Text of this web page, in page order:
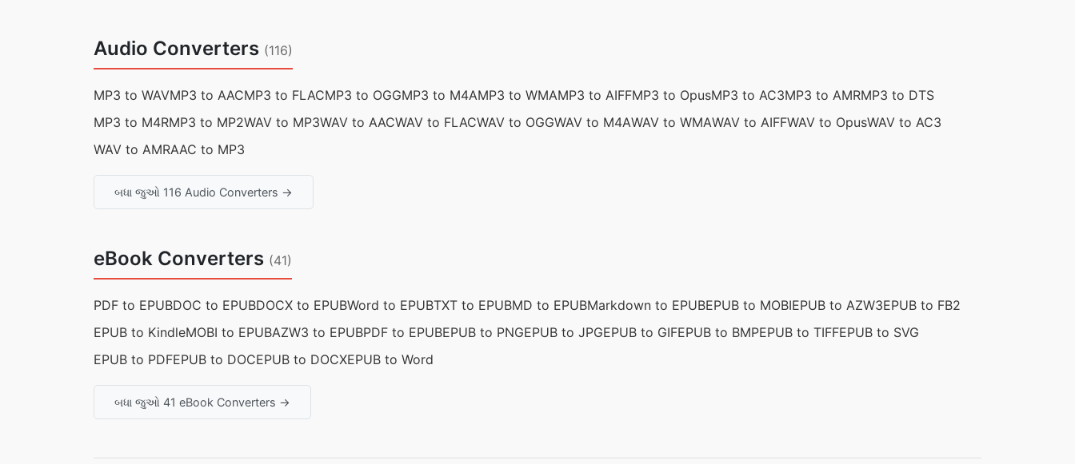
Audio Converters (116)
MP3 to WAVMP3 to AACMP3 to FLACMP3 to OGGMP3 to M4AMP3 to WMAMP3 to AIFFMP3 to OpusMP3 to AC3MP3 to AMRMP3 to DTS
MP3 to M4RMP3 to MP2WAV to MP3WAV to AACWAV to FLACWAV to OGGWAV to M4AWAV to WMAWAV to AIFFWAV to OpusWAV to AC3
WAV to AMRAAC to MP3
બધા જુઓ 116 Audio Converters →
eBook Converters (41)
PDF to EPUBDOC to EPUBDOCX to EPUBWord to EPUBTXT to EPUBMD to EPUBMarkdown to EPUBEPUB to MOBIEPUB to AZW3EPUB to FB2
EPUB to KindleMOBI to EPUBAZW3 to EPUBPDF to EPUBEPUB to PNGEPUB to JPGEPUB to GIFEPUB to BMPEPUB to TIFFEPUB to SVG
EPUB to PDFEPUB to DOCEPUB to DOCXEPUB to Word
બધા જુઓ 41 eBook Converters →